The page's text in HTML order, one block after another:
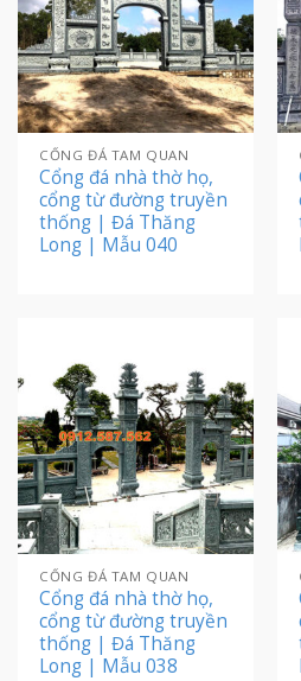
CỔNG ĐÁ TAM QUAN
Cổng đá nhà thờ họ,
cổng từ đường truyền
thống | Đá Thăng
Long | Mẫu 040
CỔNG ĐÁ TAM QUAN
Cổng đá nhà thờ họ,
cổng từ đường truyền
thống | Đá Thăng
Long | Mẫu 038